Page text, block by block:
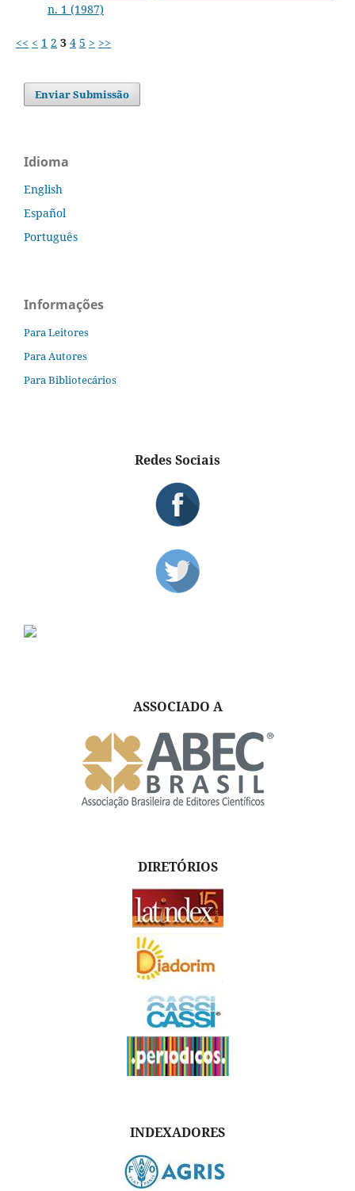
n. 1 (1987)
<< < 1 2 3 4 5 > >>
Enviar Submissão
Idioma
English
Español
Português
Informações
Para Leitores
Para Autores
Para Bibliotecários
Redes Sociais
ASSOCIADO A
DIRETÓRIOS
INDEXADORES